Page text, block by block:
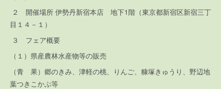
２ 開催場所 伊勢丹新宿本店 地下1階（東京都新宿区新宿三丁
目１４－１）
３ フェア概要
（１）県産農林水産物等の販売
（青 果）郷のきみ、津軽の桃、りんご、糠塚きゅうり、野辺地
葉つきこかぶ等